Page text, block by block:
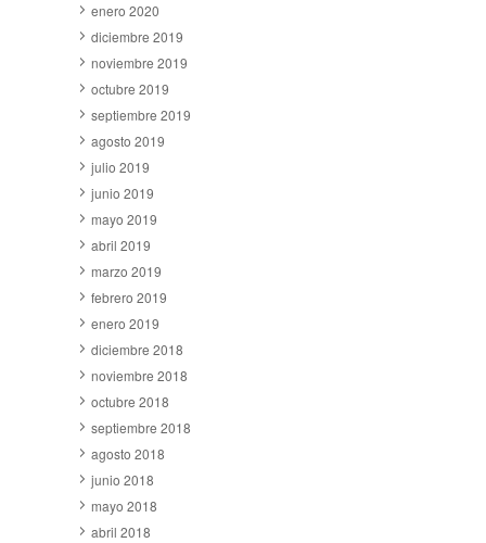
enero 2020
diciembre 2019
noviembre 2019
octubre 2019
septiembre 2019
agosto 2019
julio 2019
junio 2019
mayo 2019
abril 2019
marzo 2019
febrero 2019
enero 2019
diciembre 2018
noviembre 2018
octubre 2018
septiembre 2018
agosto 2018
junio 2018
mayo 2018
abril 2018